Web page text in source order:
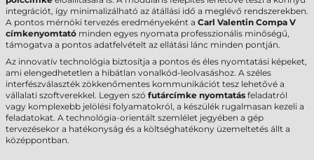
integrációt, így minimalizálható az átállási idő a meglévő rendszerekben.
A pontos mérnöki tervezés eredményeként a Carl Valentin Compa V
címkenyomtató minden egyes nyomata professzionális minőségű,
támogatva a pontos adatfelvételt az ellátási lánc minden pontján.
Az innovatív technológia biztosítja a pontos és éles nyomtatási képeket,
ami elengedhetetlen a hibátlan vonalkód-leolvasáshoz. A széles
interfészválaszték zökkenőmentes kommunikációt tesz lehetővé a
vállalati szoftverekkel. Legyen szó futárcímke nyomtatás feladatról
vagy komplexebb jelölési folyamatokról, a készülék rugalmasan kezeli a
feladatokat. A technológia-orientált szemlélet jegyében a gép
tervezésekor a hatékonyság és a költséghatékony üzemeltetés állt a
középpontban.